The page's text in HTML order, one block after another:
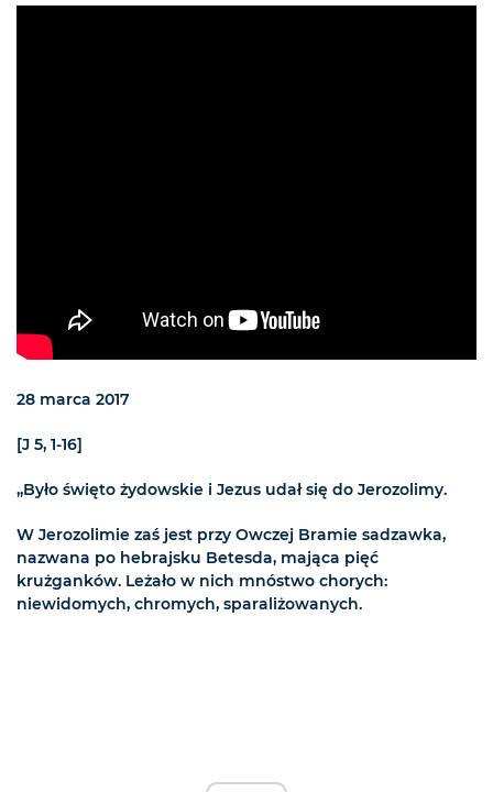
28 marca 2017
[J 5, 1-16]
„Było święto żydowskie i Jezus udał się do Jerozolimy.
W Jerozolimie zaś jest przy Owczej Bramie sadzawka,
nazwana po hebrajsku Betesda, mająca pięć
krużganków. Leżało w nich mnóstwo chorych:
niewidomych, chromych, sparaliżowanych.